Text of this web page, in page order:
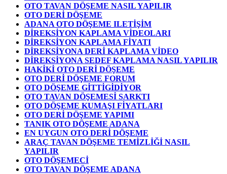
OTO TAVAN DÖŞEME NASIL YAPILIR
OTO DERİ DÖŞEME
ADANA OTO DÖŞEME ILETİŞİM
DİREKSİYON KAPLAMA VİDEOLARI
DİREKSİYON KAPLAMA FİYATI
DİREKSİYONA DERİ KAPLAMA VİDEO
DİREKSİYONA SEDEF KAPLAMA NASIL YAPILIR
HAKİKİ OTO DERİ DÖŞEME
OTO DERİ DÖŞEME FORUM
OTO DÖŞEME GİTTİGİDİYOR
OTO TAVAN DÖŞEMESİ SARKTI
OTO DÖŞEME KUMAŞI FİYATLARI
OTO DERİ DÖŞEME YAPIMI
TANIK OTO DÖŞEME ADANA
EN UYGUN OTO DERİ DÖŞEME
ARAÇ TAVAN DÖŞEME TEMİZLİĞİ NASIL
YAPILIR
OTO DÖŞEMECİ
OTO TAVAN DÖŞEME ADANA